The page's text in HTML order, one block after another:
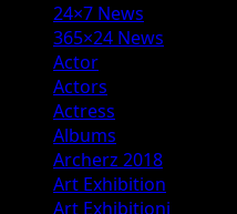
24×7 News
365×24 News
Actor
Actors
Actress
Albums
Archerz 2018
Art Exhibition
Art Exhibitionj